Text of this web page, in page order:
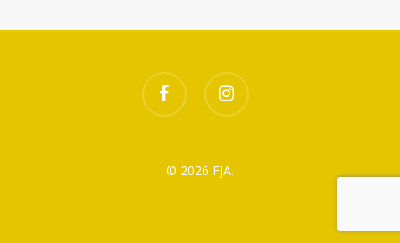
facebook instagram
© 2026 FJA.